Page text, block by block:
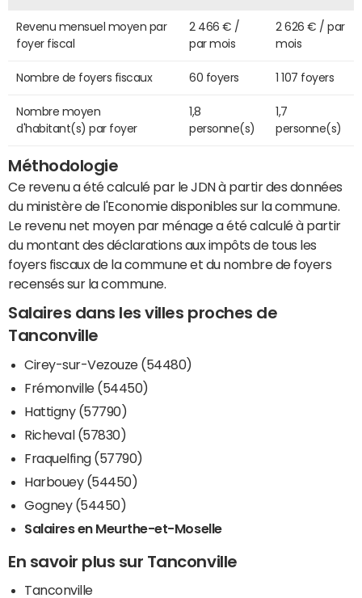
Revenu mensuel moyen par
foyer fiscal
2 466 € /
par mois
2 626 € / par
mois
Nombre de foyers fiscaux 60 foyers 1 107 foyers
Nombre moyen
d'habitant(s) par foyer
1,8
personne(s)
1,7
personne(s)
Méthodologie
Ce revenu a été calculé par le JDN à partir des données
du ministère de l'Economie disponibles sur la commune.
Le revenu net moyen par ménage a été calculé à partir
du montant des déclarations aux impôts de tous les
foyers fiscaux de la commune et du nombre de foyers
recensés sur la commune.
Salaires dans les villes proches de
Tanconville
Cirey-sur-Vezouze (54480)
Frémonville (54450)
Hattigny (57790)
Richeval (57830)
Fraquelfing (57790)
Harbouey (54450)
Gogney (54450)
Salaires en Meurthe-et-Moselle
En savoir plus sur Tanconville
Tanconville